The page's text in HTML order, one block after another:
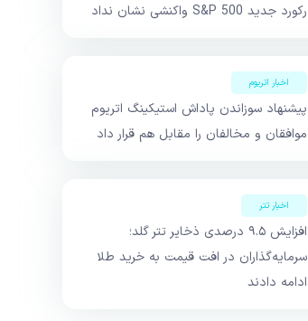
رکورد جدید S&P 500 واکنشی نشان نداد
اخبار اتریوم
پیشنهاد سوزاندن پاداش استیکینگ اتریوم
موافقان و مخالفان را مقابل هم قرار داد
اخبار تتر
افزایش ۹.۵ درصدی ذخایر تتر گلد؛
سرمایه‌گذاران در افت قیمت به خرید طلا
ادامه دادند